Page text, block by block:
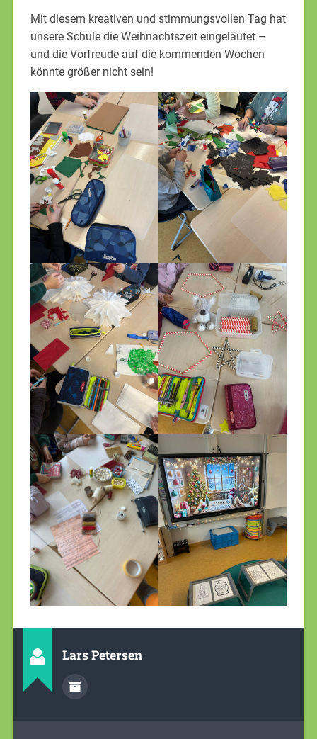
Mit diesem kreativen und stimmungsvollen Tag hat
unsere Schule die Weihnachtszeit eingeläutet –
und die Vorfreude auf die kommenden Wochen
könnte größer nicht sein!
Lars Petersen